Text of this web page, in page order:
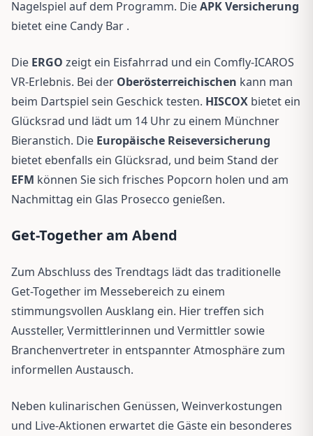
Nagelspiel auf dem Programm. DieAPK Versicherung
bietet eine Candy Bar .
Die ERGO zeigt ein Eisfahrrad und ein Comfly-ICAROS
VR-Erlebnis. Bei der Oberösterreichischen kann man
beim Dartspiel sein Geschick testen. HISCOX bietet ein
Glücksrad und lädt um 14 Uhr zu einem Münchner
Bieranstich. Die Europäische Reiseversicherung
bietet ebenfalls ein Glücksrad, und beim Stand der
EFM können Sie sich frisches Popcorn holen und am
Nachmittag ein Glas Prosecco genießen.
Get-Together am Abend
Zum Abschluss des Trendtags lädt das traditionelle
Get-Together im Messebereich zu einem
stimmungsvollen Ausklang ein. Hier treffen sich
Aussteller, Vermittlerinnen und Vermittler sowie
Branchenvertreter in entspannter Atmosphäre zum
informellen Austausch.
Neben kulinarischen Genüssen, Weinverkostungen
und Live-Aktionen erwartet die Gäste ein besonderes